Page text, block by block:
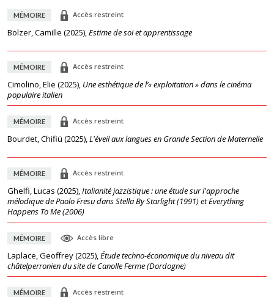
MÉMOIRE Accès restreint
Bolzer, Camille (2025),Estime de soi et apprentissage
MÉMOIRE Accès restreint
Cimolino, Elie (2025), Une esthétique de l’« exploitation » dans le cinéma
populaire italien
MÉMOIRE Accès restreint
Bourdet, Chifiü (2025),L'éveil aux langues en Grande Section de Maternelle
MÉMOIRE Accès restreint
Ghelfi, Lucas (2025),Italianité jazzistique : une étude sur l'approche
mélodique de Paolo Fresu dans Stella By Starlight (1991) et Everything
Happens To Me (2006)
MÉMOIRE Accès libre
Laplace, Geoffrey(2025),Étude techno-économique du niveau dit
châtelperronien du site de Canolle Ferme (Dordogne)
MÉMOIRE Accès restreint